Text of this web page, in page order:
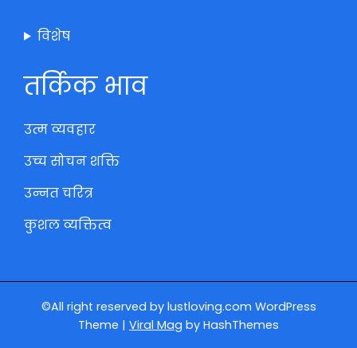
विशेष
तर्किक भाव
उत्म व्यवहार
उच्च सोचन शक्ति
उन्नत चरित्र
कुशल व्यक्तित्व
©All right reserved by lustloving.com WordPress
Theme | Viral Mag by HashThemes